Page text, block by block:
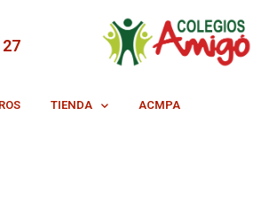
TIENDA ACMPA